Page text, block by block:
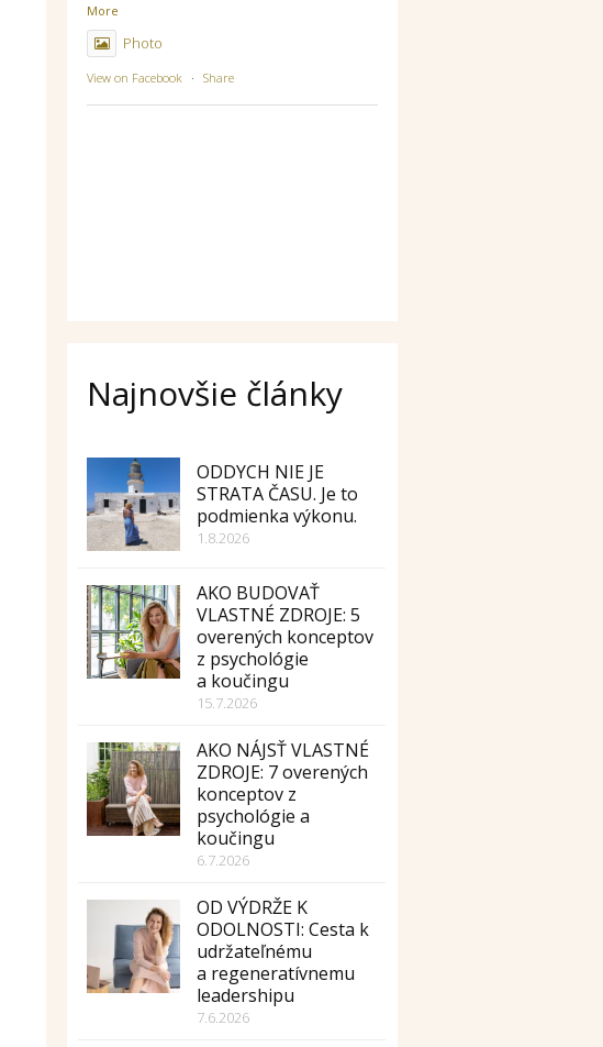
More
Photo
View on Facebook · Share
Najnovšie články
ODDYCH NIE JE
STRATA ČASU. Je to
podmienka výkonu.
1.8.2026
AKO BUDOVAŤ
VLASTNÉ ZDROJE: 5
overených konceptov
z psychológie
a koučingu
15.7.2026
AKO NÁJSŤ VLASTNÉ
ZDROJE: 7 overených
konceptov z
psychológie a
koučingu
6.7.2026
OD VÝDRŽE K
ODOLNOSTI: Cesta k
udržateľnému
a regeneratívnemu
leadershipu
7.6.2026